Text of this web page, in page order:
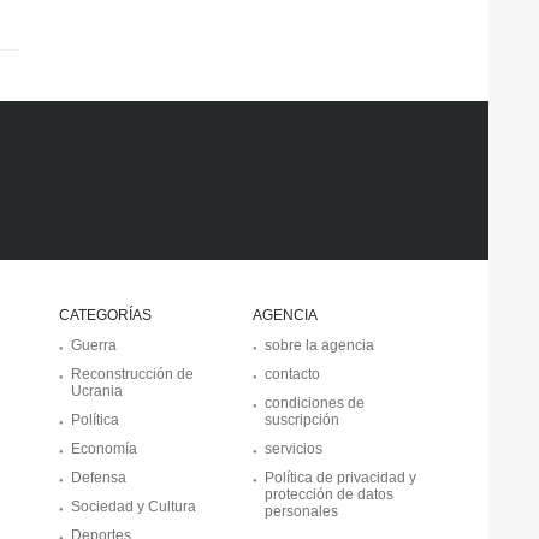
CATEGORÍAS
Guerra
Reconstrucción de
Ucrania
Política
Economía
Defensa
Sociedad y Cultura
Deportes
AGENCIA
sobre la agencia
contacto
condiciones de
suscripción
servicios
Política de privacidad y
protección de datos
personales